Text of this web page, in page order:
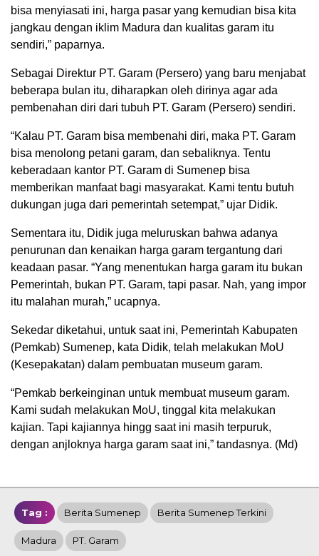
bisa menyiasati ini, harga pasar yang kemudian bisa kita
jangkau dengan iklim Madura dan kualitas garam itu
sendiri,” paparnya.
Sebagai Direktur PT. Garam (Persero) yang baru menjabat
beberapa bulan itu, diharapkan oleh dirinya agar ada
pembenahan diri dari tubuh PT. Garam (Persero) sendiri.
“Kalau PT. Garam bisa membenahi diri, maka PT. Garam
bisa menolong petani garam, dan sebaliknya. Tentu
keberadaan kantor PT. Garam di Sumenep bisa
memberikan manfaat bagi masyarakat. Kami tentu butuh
dukungan juga dari pemerintah setempat,” ujar Didik.
Sementara itu, Didik juga meluruskan bahwa adanya
penurunan dan kenaikan harga garam tergantung dari
keadaan pasar. “Yang menentukan harga garam itu bukan
Pemerintah, bukan PT. Garam, tapi pasar. Nah, yang impor
itu malahan murah,” ucapnya.
Sekedar diketahui, untuk saat ini, Pemerintah Kabupaten
(Pemkab) Sumenep, kata Didik, telah melakukan MoU
(Kesepakatan) dalam pembuatan museum garam.
“Pemkab berkeinginan untuk membuat museum garam.
Kami sudah melakukan MoU, tinggal kita melakukan
kajian. Tapi kajiannya hingg saat ini masih terpuruk,
dengan anjloknya harga garam saat ini,” tandasnya. (Md)
Tag : Berita Sumenep Berita Sumenep Terkini
Madura PT. Garam